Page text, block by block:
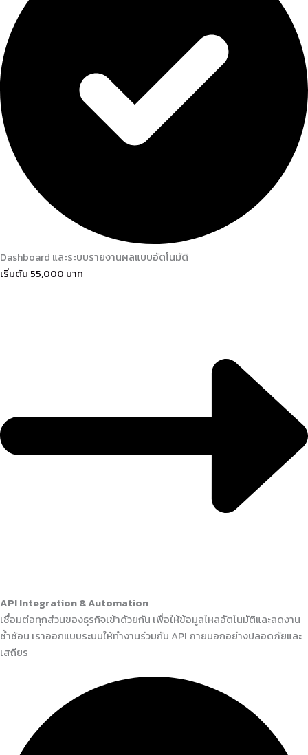
Dashboard และระบบรายงานผลแบบอัตโนมัติ
เริ่มต้น 55,000 บาท
API Integration & Automation
เชื่อมต่อทุกส่วนของธุรกิจเข้าด้วยกัน เพื่อให้ข้อมูลไหลอัตโนมัติและลดงาน
ซ้ำซ้อน เราออกแบบระบบให้ทำงานร่วมกับ API ภายนอกอย่างปลอดภัยและ
เสถียร